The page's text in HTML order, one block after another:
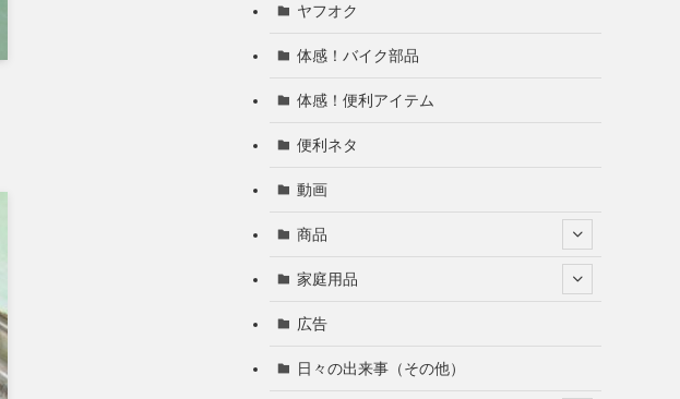
ヤフオク
体感！バイク部品
体感！便利アイテム
便利ネタ
動画
商品
家庭用品
広告
日々の出来事（その他）